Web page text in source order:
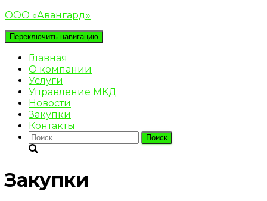
ООО «Авангард»
Переключить навигацию
Главная
О компании
Услуги
Управление МКД
Новости
Закупки
Контакты
Найти:
Закупки